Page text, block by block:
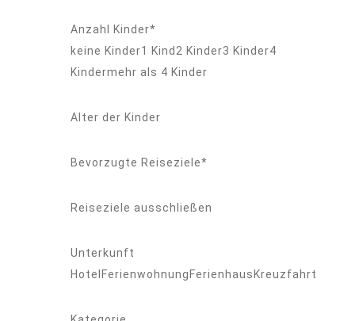
Anzahl Kinder*
keine Kinder1 Kind2 Kinder3 Kinder4
Kindermehr als 4 Kinder
Alter der Kinder
Bevorzugte Reiseziele*
Reiseziele ausschließen
Unterkunft
HotelFerienwohnungFerienhausKreuzfahrt